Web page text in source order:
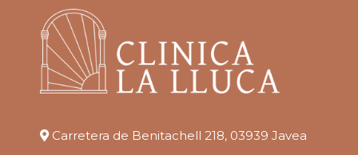
Carretera de Benitachell 218, 03939 Javea